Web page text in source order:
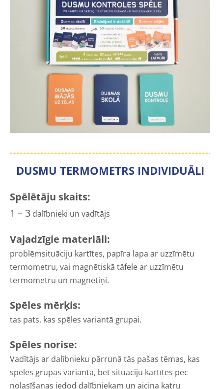
DUSMU TERMOMETRS INDIVIDUĀLI
Spēlētāju skaits:
1 – 3 dalībnieki un vadītājs
Vajadzīgie materiāli:
problēmsituāciju kartītes, papīra lapa ar uzzīmētu
termometru, vai magnētiskā tāfele ar uzzīmētu
termometru un magnētiņi.
Spēles mērķis:
tas pats, kas spēles variantā grupai.
Spēles norise:
Vadītājs ar dalībnieku pārrunā tās pašas tēmas, kas
spēles grupas variantā, bet situāciju kartītes pēc
nolasīšanas iedod dalībniekam un aicina katru